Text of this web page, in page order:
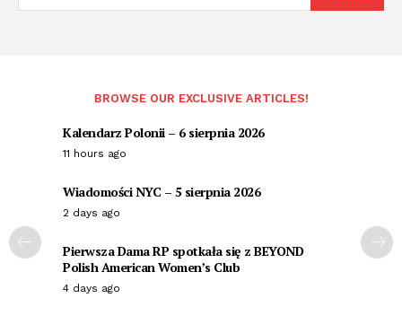
BROWSE OUR EXCLUSIVE ARTICLES!
Kalendarz Polonii – 6 sierpnia 2026
11 hours ago
Wiadomości NYC – 5 sierpnia 2026
2 days ago
Pierwsza Dama RP spotkała się z BEYOND
Polish American Women’s Club
4 days ago